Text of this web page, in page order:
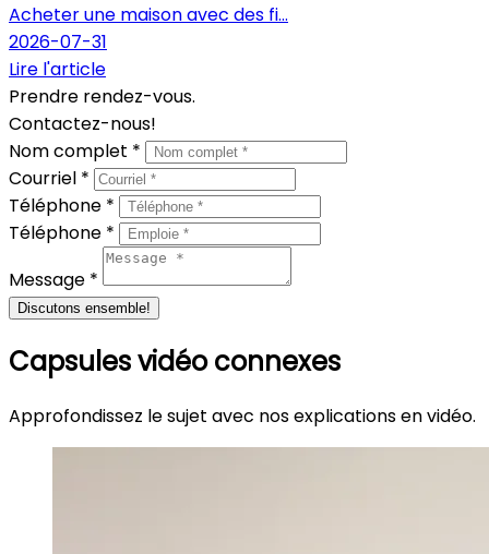
Acheter une maison avec des fi...
2026-07-31
Lire l'article
Prendre rendez-vous.
Contactez-nous!
Nom complet *
Courriel *
Téléphone *
Téléphone *
Message *
Discutons ensemble!
Capsules vidéo connexes
Approfondissez le sujet avec nos explications en vidéo.